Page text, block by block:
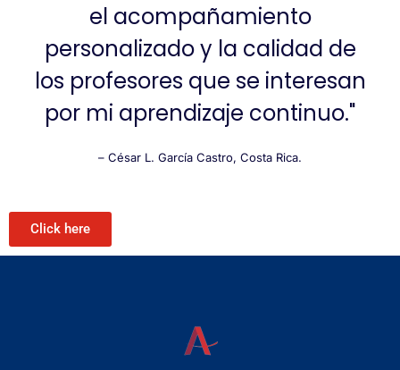
el acompañamiento
personalizado y la calidad de
los profesores que se interesan
por mi aprendizaje continuo."
– César L. García Castro, Costa Rica.
Click here